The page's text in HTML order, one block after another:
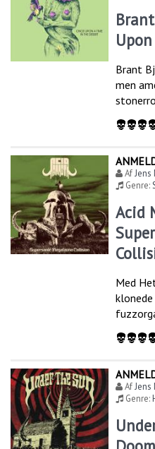
Brant
men
AfJens
Genre:
Acid
Med
AfJens
Genre: